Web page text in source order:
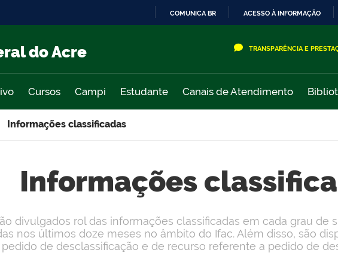
COMUNICA BR ACESSO À INFORMAÇÃO
do Acre TRANSPARÊNCIA E
Cursos Campi Estudante Canais de Atendimento
Informações classificadas
Informações
divulgados rol das informações classificadas em cada grau de
nos últimos doze meses no âmbito do Ifac. Além disso, são
pedido de desclassificação e de recurso referente a pedido de